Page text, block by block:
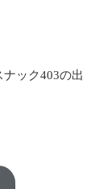
ック403の出